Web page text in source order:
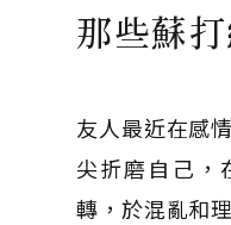
那些蘇
友人最近在感
尖折磨自己，
轉，於混亂和